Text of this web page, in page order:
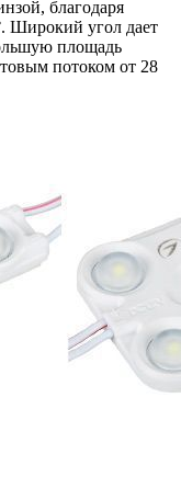
благодаря
Широкий угол дает
площадь
потоком от 28